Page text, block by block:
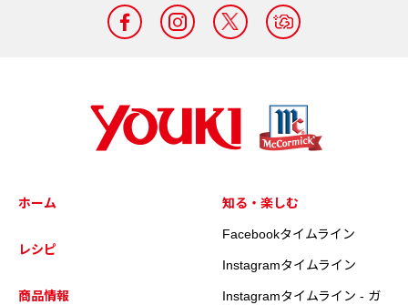
ホーム
レシピ
商品情報
知る・楽しむ
Facebookタイムライン
Instagramタイムライン
Instagramタイムライン - ガ